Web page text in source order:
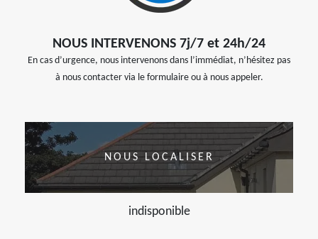
NOUS INTERVENONS 7j/7 et 24h/24
En cas d’urgence, nous intervenons dans l’immédiat, n’hésitez pas
à nous contacter via le formulaire ou à nous appeler.
NOUS LOCALISER
indisponible